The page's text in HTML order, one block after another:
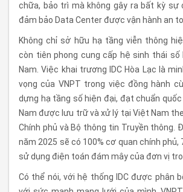
chữa, bảo trì mà không gây ra bất kỳ sự
đảm bảo Data Center được vận hành an
Không chỉ sở hữu hạ tầng viễn thông
còn tiên phong cung cấp hệ sinh thái
Nam. Việc khai trương IDC Hòa Lạc là
vọng của VNPT trong việc đồng hành
dựng hạ tầng số hiện đại, đạt chuẩn
Nam được lưu trữ và xử lý tại Việt Nam
Chính phủ và Bộ thông tin Truyền thông.
năm 2025 sẽ có 100% cơ quan chính phủ,
sử dụng điện toán đám mây của đơn vị
Có thể nói, với hệ thống IDC được phân